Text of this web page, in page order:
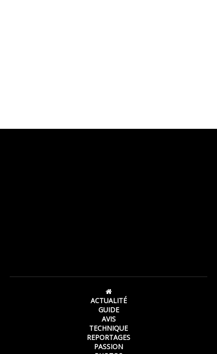
ACTUALITÉ
GUIDE
AVIS
TECHNIQUE
REPORTAGES
PASSION